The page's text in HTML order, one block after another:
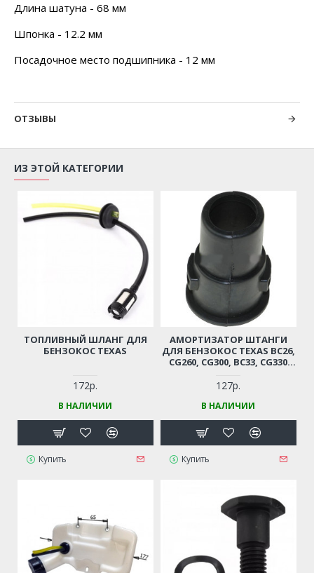
Длина шатуна - 68 мм
Шпонка - 12.2 мм
Посадочное место подшипника - 12 мм
ОТЗЫВЫ
ИЗ ЭТОЙ КАТЕГОРИИ
ТОПЛИВНЫЙ ШЛАНГ ДЛЯ
БЕНЗОКОС TEXAS
172р.
В НАЛИЧИИ
Купить
АМОРТИЗАТОР ШТАНГИ
ДЛЯ БЕНЗОКОС TEXAS BC26,
CG260, CG300, BC33, CG330
127р.
В НАЛИЧИИ
Купить